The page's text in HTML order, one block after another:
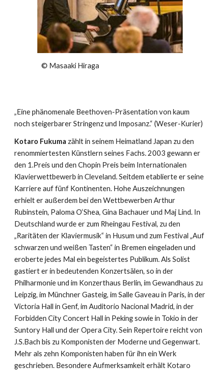
© Masaaki Hiraga
„Eine phänomenale Beethoven-Präsentation von kaum
noch steigerbarer Stringenz und Imposanz.“ (Weser-Kurier)
Kotaro Fukuma zählt in seinem Heimatland Japan zu den
renommiertesten Künstlern seines Fachs. 2003 gewann er
den 1.Preis und den Chopin Preis beim Internationalen
Klavierwettbewerb in Cleveland. Seitdem etablierte er seine
Karriere auf fünf Kontinenten. Hohe Auszeichnungen
erhielt er außerdem bei den Wettbewerben Arthur
Rubinstein, Paloma O‘Shea, Gina Bachauer und Maj Lind. In
Deutschland wurde er zum Rheingau Festival, zu den
„Raritäten der Klaviermusik“ in Husum und zum Festival „Auf
schwarzen und weißen Tasten“ in Bremen eingeladen und
eroberte jedes Mal ein begeistertes Publikum. Als Solist
gastiert er in bedeutenden Konzertsälen, so in der
Philharmonie und im Konzerthaus Berlin, im Gewandhaus zu
Leipzig, im Münchner Gasteig, im Salle Gaveau in Paris, in der
Victoria Hall in Genf, im Auditorio Nacional Madrid, in der
Forbidden City Concert Hall in Peking sowie in Tokio in der
Suntory Hall und der Opera City. Sein Repertoire reicht von
J.S.Bach bis zu Komponisten der Moderne und Gegenwart.
Mehr als zehn Komponisten haben für ihn ein Werk
geschrieben. Besondere Aufmerksamkeit erhält Kotaro